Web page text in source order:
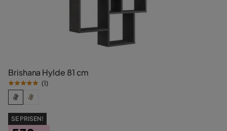
Brishana Hylde 81 cm
(1)
SE PRISEN!